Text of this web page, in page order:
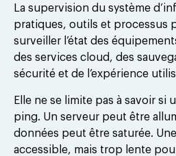
La supervision du système
pratiques, outils et processus
surveiller l’état des
des services cloud, des
sécurité et de l’expérience
Elle ne se limite pas à savoir si
ping. Un serveur peut être
données peut être saturée.
accessible, mais trop lente